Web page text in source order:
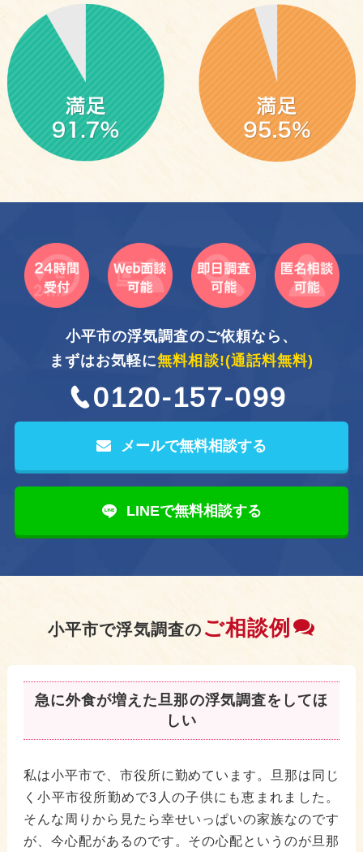
小平市の浮気調査のご依頼なら、
まずはお気軽に無料相談!(通話料無料)
0120-157-099
メールで無料相談する
LINEで無料相談する
小平市で浮気調査の ご相談例
急に外食が増えた旦那の浮気調査をしてほ
しい
私は小平市で、市役所に勤めています。旦那は同じ
く小平市役所勤めで3人の子供にも恵まれました。
そんな周りから見たら幸せいっぱいの家族なのです
が、今心配があるのです。その心配というのが旦那